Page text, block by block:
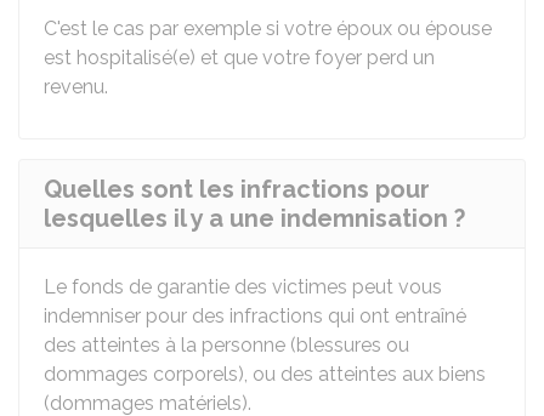
C'est le cas par exemple si votre époux ou épouse
est hospitalisé(e) et que votre foyer perd un
revenu.
Quelles sont les infractions pour
lesquelles il y a une indemnisation ?
Le fonds de garantie des victimes peut vous
indemniser pour des infractions qui ont entraîné
des atteintes à la personne (blessures ou
dommages corporels), ou des atteintes aux biens
(dommages matériels).